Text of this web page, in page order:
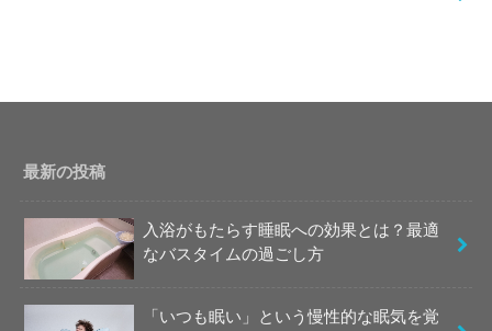
最新の投稿
入浴がもたらす睡眠への効果とは？最適
なバスタイムの過ごし方
「いつも眠い」という慢性的な眠気を覚